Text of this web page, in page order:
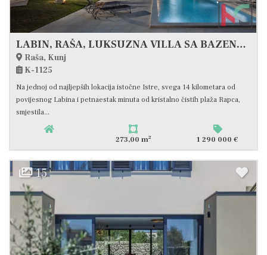
LABIN, RAŠA, LUKSUZNA VILLA SA BAZENOM I OTVORENIM POGLEDOM NA PRIRODU #PRODAJA
Raša, Kunj
K-1125
Na jednoj od najljepših lokacija istočne Istre, svega 14 kilometara od
povijesnog Labina i petnaestak minuta od kristalno čistih plaža Rapca,
smjestila...
273,00 m2 1 290 000 €
15